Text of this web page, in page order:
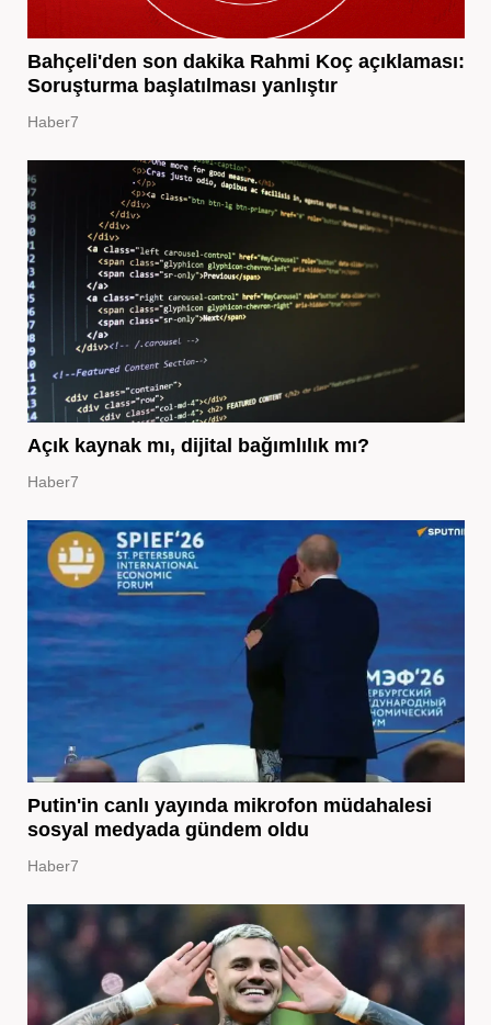
Bahçeli'den son dakika Rahmi Koç açıklaması:
Soruşturma başlatılması yanlıştır
Haber7
Açık kaynak mı, dijital bağımlılık mı?
Haber7
Putin'in canlı yayında mikrofon müdahalesi
sosyal medyada gündem oldu
Haber7